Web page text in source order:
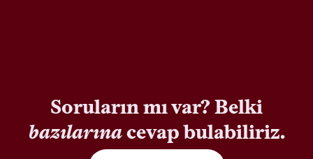
Soruların mı var? Belki
bazılarınacevap bulabiliriz.